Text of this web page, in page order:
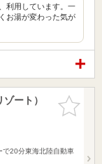
利用しています。一
お湯が変わった気が
お気に入
りに追加
ート）
で20分東海北陸自動車